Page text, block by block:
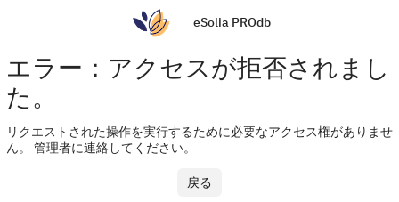
eSolia PROdb
エラー：アクセスが拒否されまし
た。
リクエストされた操作を実行するために必要なアクセス権がありませ
ん。 管理者に連絡してください。
戻る